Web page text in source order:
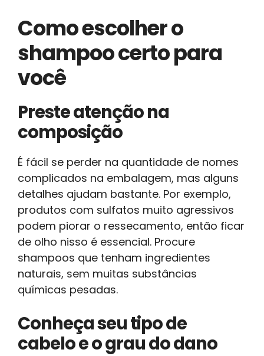
Como escolher o
shampoo certo para
você
Preste atenção na
composição
É fácil se perder na quantidade de nomes
complicados na embalagem, mas alguns
detalhes ajudam bastante. Por exemplo,
produtos com sulfatos muito agressivos
podem piorar o ressecamento, então ficar
de olho nisso é essencial. Procure
shampoos que tenham ingredientes
naturais, sem muitas substâncias
químicas pesadas.
Conheça seu tipo de
cabelo e o grau do dano